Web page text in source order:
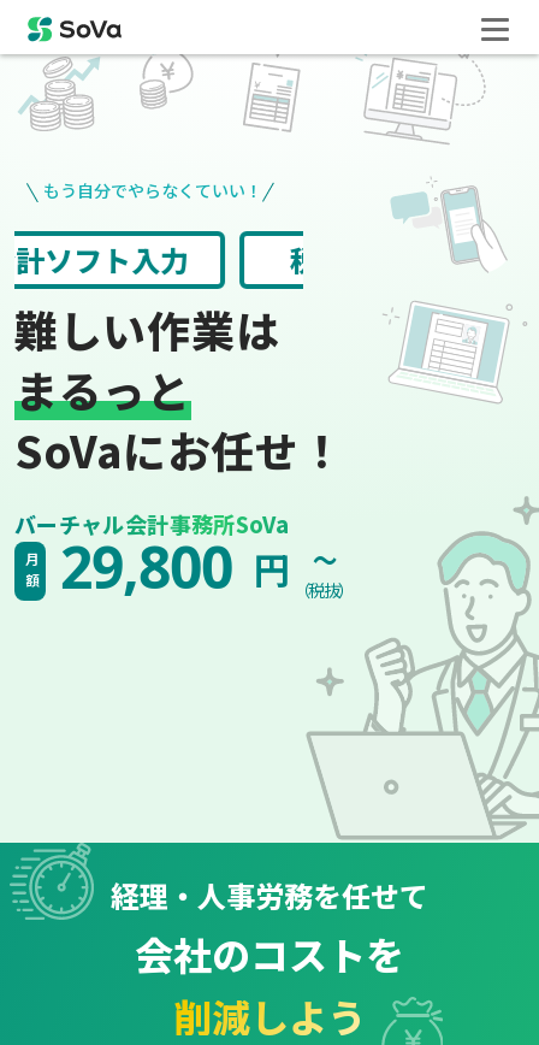
もう自分でやらなくていい！
請求書や領収書 役所手続き
難しい作業は
まるっと
SoVaにお任せ！
バーチャル会計事務所SoVa
月額 29,800 円 ~
（税抜）
経理・人事労務を任せて
会社のコストを
削減しよう